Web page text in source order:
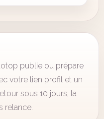
publie ou prépare
votre lien profil et un
sous 10 jours, la
relance.